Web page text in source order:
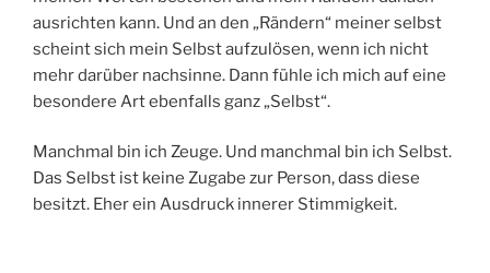
ausrichten kann. Und an den „Rändern“ meiner selbst
scheint sich mein Selbst aufzulösen, wenn ich nicht
mehr darüber nachsinne. Dann fühle ich mich auf eine
besondere Art ebenfalls ganz „Selbst“.
Manchmal bin ich Zeuge. Und manchmal bin ich Selbst.
Das Selbst ist keine Zugabe zur Person, dass diese
besitzt. Eher ein Ausdruck innerer Stimmigkeit.